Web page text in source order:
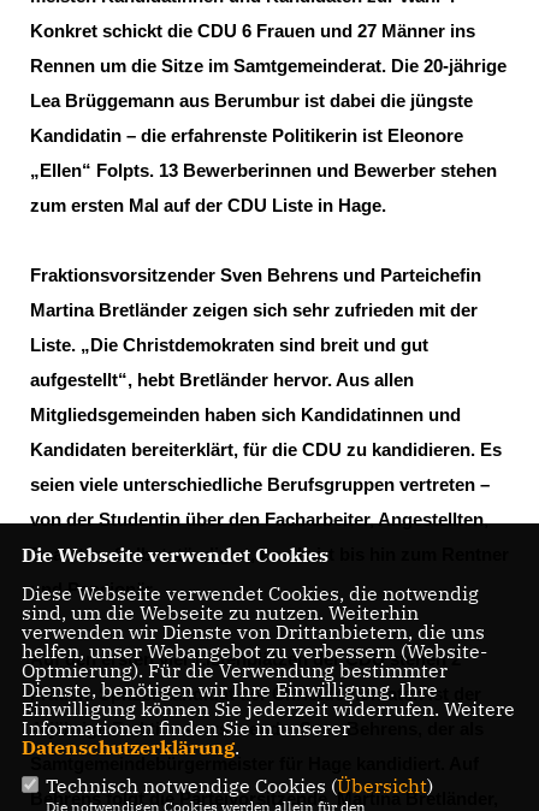
Konkret schickt die CDU 6 Frauen und 27 Männer ins
Rennen um die Sitze im Samtgemeinderat. Die 20-jährige
Lea Brüggemann aus Berumbur ist dabei die jüngste
Kandidatin – die erfahrenste Politikerin ist Eleonore
Ellen“ Folpts. 13 Bewerberinnen und Bewerber stehen
zum ersten Mal auf der CDU Liste in Hage.
Fraktionsvorsitzender Sven Behrens und Parteichefin
Martina Bretländer zeigen sich sehr zufrieden mit der
Liste. „Die Christdemokraten sind breit und gut
aufgestellt“, hebt Bretländer hervor. Aus allen
Mitgliedsgemeinden haben sich Kandidatinnen und
Kandidaten bereiterklärt, für die CDU zu kandidieren. Es
seien viele unterschiedliche Berufsgruppen vertreten –
von der Studentin über den Facharbeiter, Angestellten,
Beamten, Selbstständigen, Landwirt bis hin zum Rentner
und Pensionär.
Auf den ersten vier Listenplätzen der CDU stehen 2
Frauen. Spitzenkandidat der Christdemokraten ist der
44jährige Fraktionsvorsitzende, Sven Behrens, der als
Samtgemeindebürgermeister für Hage kandidiert. Auf
Behrens folgt die Parteivorsitzende Martina Bretländer,
Die Webseite verwendet Cookies
Diese Webseite verwendet Cookies, die notwendig
sind, um die Webseite zu nutzen. Weiterhin
verwenden wir Dienste von Drittanbietern, die uns
helfen, unser Webangebot zu verbessern (Website-
Optmierung). Für die Verwendung bestimmter
Dienste, benötigen wir Ihre Einwilligung. Ihre
Einwilligung können Sie jederzeit widerrufen. Weitere
Informationen finden Sie in unserer
Datenschutzerklärung.
Technisch notwendige Cookies (Übersicht)
Die notwendigen Cookies werden allein für den